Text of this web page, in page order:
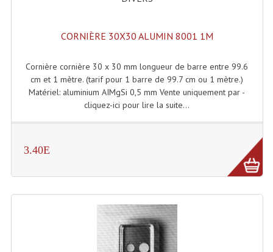
Liquide À Bulles
Liquides À Fumée
Liquides À Mousse
Karaoké Materiel Lecteur Etc...
Matériel Karaoké
CORNIÈRE 30X30 ALUMIN 8001 1M
Cornière cornière 30 x 30 mm longueur de barre entre 99.6
cm et 1 mètre. (tarif pour 1 barre de 99.7 cm ou 1 mètre.)
Matériel: aluminium AIMgSi 0,5 mm Vente uniquement par -
cliquez-ici pour lire la suite...
3.40E